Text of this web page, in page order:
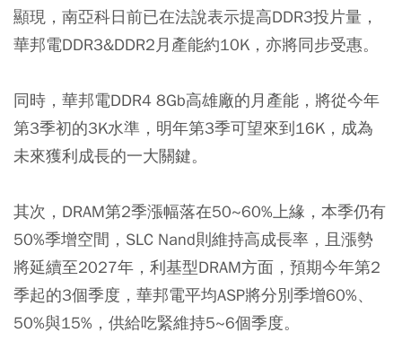
顯現，南亞科日前已在法說表示提高DDR3投片量，
華邦電DDR3&DDR2月產能約10K，亦將同步受惠。
同時，華邦電DDR4 8Gb高雄廠的月產能，將從今年
第3季初的3K水準，明年第3季可望來到16K，成為
未來獲利成長的一大關鍵。
其次，DRAM第2季漲幅落在50~60%上緣，本季仍有
50%季增空間，SLC Nand則維持高成長率，且漲勢
將延續至2027年，利基型DRAM方面，預期今年第2
季起的3個季度，華邦電平均ASP將分別季增60%、
50%與15%，供給吃緊維持5~6個季度。